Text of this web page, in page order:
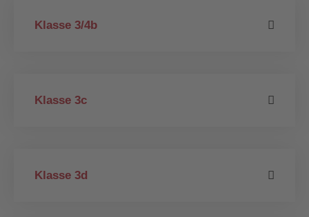
Klasse 3/4b
Klasse 3c
Klasse 3d